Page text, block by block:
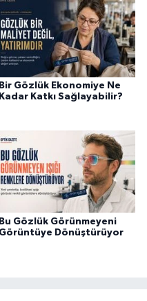
Bir Gözlük Ekonomiye Ne
Kadar Katkı Sağlayabilir?
Bu Gözlük Görünmeyeni
Görüntüye Dönüştürüyor